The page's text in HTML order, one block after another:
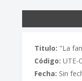
Titulo: "La
Código: UTE-
Fecha: Sin